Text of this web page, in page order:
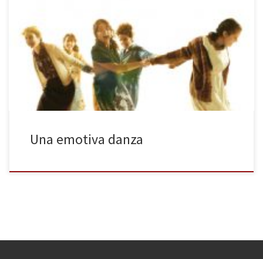
habitual de la compañía La Perla 29, ubica al público a dos bandas
para presentarle los recuerdos que Michael Mundy guarda del
verano de 1936 en el pueblecito irlandés de Bally Beg, donde
vivía con su madre y sus cuatro tías. […]
Una emotiva danza